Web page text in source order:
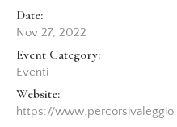
Date:
Nov 27, 2022
Event Category:
Eventi
Website:
https://